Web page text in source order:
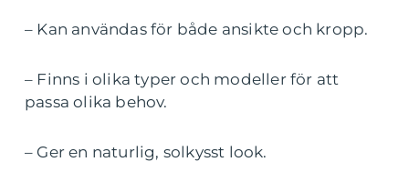
– Kan användas för både ansikte och kropp.
– Finns i olika typer och modeller för att
passa olika behov.
– Ger en naturlig, solkysst look.